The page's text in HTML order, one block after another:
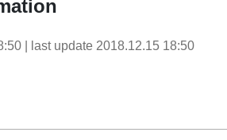
| last update 2018.12.15 18:50